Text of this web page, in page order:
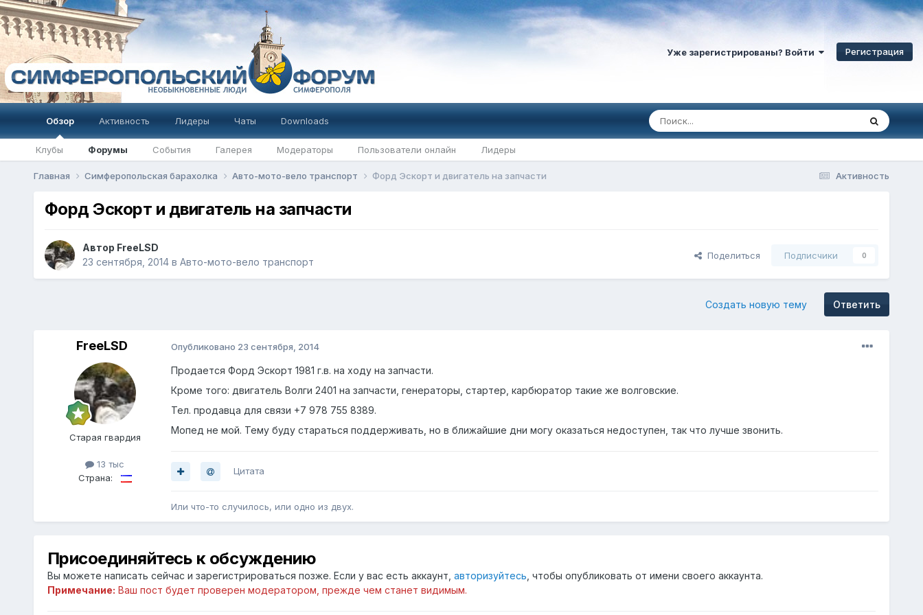
Уже зарегистрированы? Войти Регистрация
Обзор
Клубы Форумы События Галерея Модераторы Пользователи онлайн Лидеры
Активность Лидеры Чаты Downloads
Активность
Главная Симферопольская барахолка Авто-мото-вело транспорт Форд Эскорт и двигатель на запчасти
Форд Эскорт и двигатель на запчасти
Автор FreeLSD
23 сентября, 2014в Авто-мото-вело транспорт
Поделиться Подписчики 0
Ответить
Создать новую тему
FreeLSD
Старая гвардия
13 тыс
Страна:
Опубликовано 23 сентября, 2014
Продается Форд Эскорт 1981 г.в. на ходу на запчасти.
Кроме того: двигатель Волги 2401 на запчасти, генераторы, стартер, карбюратор такие же волговские.
Тел. продавца для связи +7 978 755 8389.
Мопед не мой. Тему буду стараться поддерживать, но в ближайшие дни могу оказаться недоступен, так что лучше звонить.
Цитата
Или что-то случилось, или одно из двух.
Присоединяйтесь к обсуждению
Вы можете написать сейчас и зарегистрироваться позже. Если у вас есть аккаунт, авторизуйтесь , чтобы опубликовать от имени своего аккаунта.
Примечание: Ваш пост будет проверен модератором, прежде чем станет видимым.